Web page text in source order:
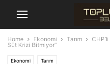
Home Ekonomi Tarım
Süt Krizi Bitmiyor”
Ekonomi Tarım